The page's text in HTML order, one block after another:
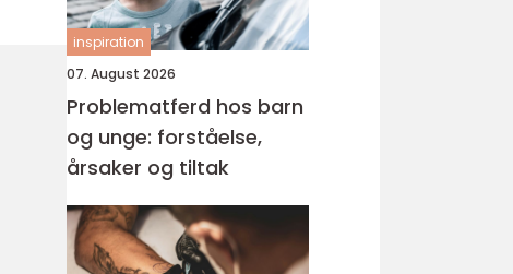
inspiration
07. August 2026
Problematferd hos barn
og unge: forståelse,
årsaker og tiltak